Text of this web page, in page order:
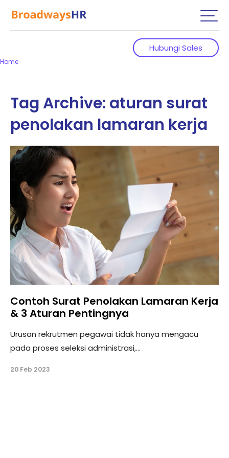
Hubungi Sales
Home
Tag Archive: aturan surat
penolakan lamaran kerja
Contoh Surat Penolakan Lamaran Kerja
& 3 Aturan Pentingnya
Urusan rekrutmen pegawai tidak hanya mengacu
pada proses seleksi administrasi,...
20 Feb 2023